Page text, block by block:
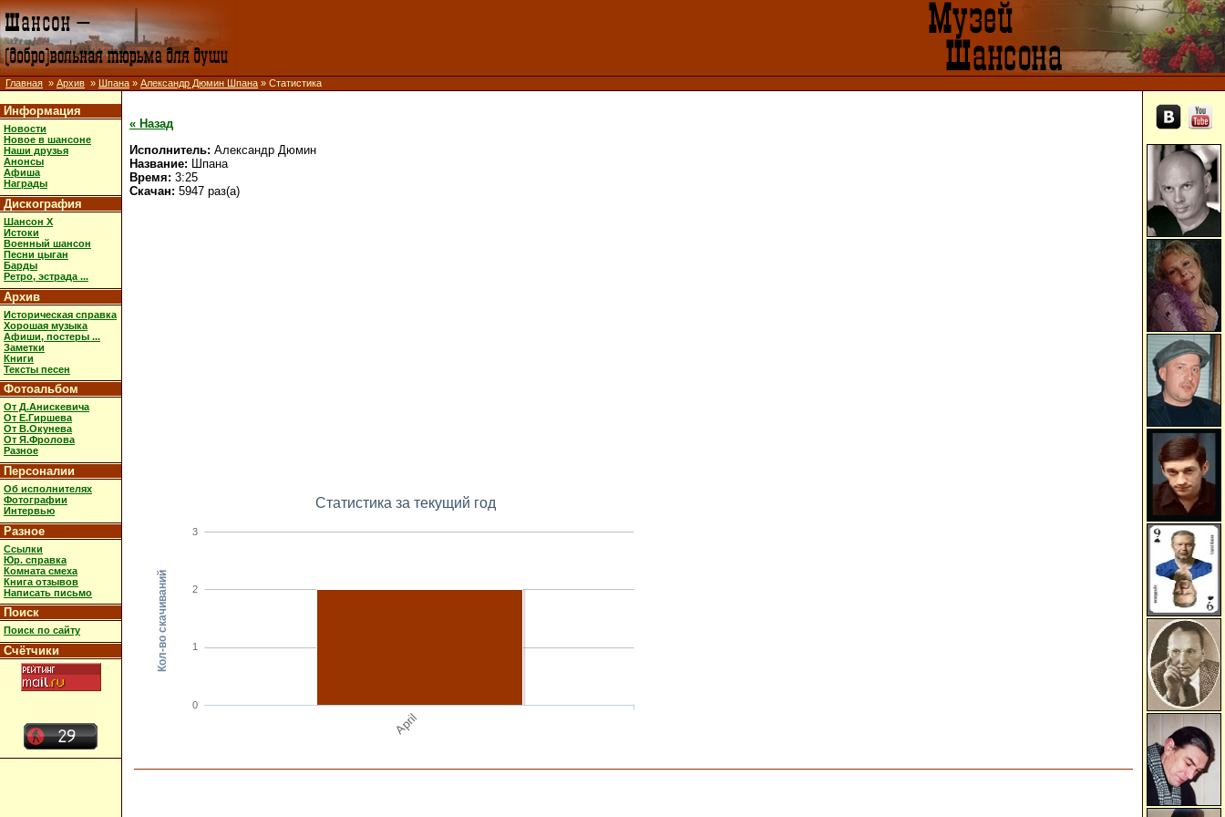
Главная » Архив » Шпана » Александр Дюмин Шпана » Статистика
Информация
Новости
Новое в шансоне
Наши друзья
Анонсы
Афиша
Награды
Дискография
Шансон X
Истоки
Военный шансон
Песни цыган
Барды
Ретро, эстрада ...
Архив
Историческая справка
Хорошая музыка
Афиши, постеры ...
Заметки
Книги
Тексты песен
Фотоальбом
От Д.Анискевича
От Е.Гиршева
От В.Окунева
От Я.Фролова
Разное
Персоналии
Об исполнителях
Фотографии
Интервью
Разное
Ссылки
Юр. справка
Комната смеха
Книга отзывов
Написать письмо
Поиск
Поиск по сайту
Счётчики
« Назад
Исполнитель: Александр Дюмин
Название: Шпана
Время: 3:25
Скачан: 5947 раз(а)
April
0
1
2
3
Кол-во скачиваний
Статистика за текущий год